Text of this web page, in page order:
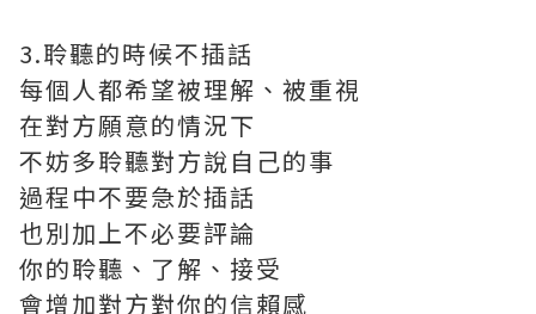
3.聆聽的時候不插話
每個人都希望被理解、被重視
在對方願意的情況下
不妨多聆聽對方說自己的事
過程中不要急於插話
也別加上不必要評論
你的聆聽、了解、接受
會增加對方對你的信賴感